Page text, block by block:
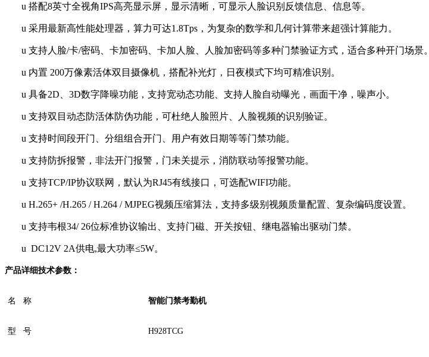
u 搭配8英寸全视角IPS高亮显示屏，显示清晰，可显示人脸识别反馈信息、信息等。
u 采用最新高性能处理器，算力可达1.8Tps，为复杂的数学和几何计算带来超强计算能力。
u 支持人脸/卡/密码、卡加密码、卡加人脸、人脸加密码等多种门禁验证方式，适合多种开门场景。
u 内置 200万像素活体双目摄像机，搭配补光灯，日夜模式下均可精准识别。
u 具备2D、3D数字降噪功能，支持宽动态功能、支持人脸自动曝光，画面干净，噪声小。
u 支持双目动态防活体防伪功能，可杜绝人脸照片、人脸视频的识别验证。
u 支持时间段开门、分组组合开门、用户有效日期等等门禁功能。
u 支持防拆报警，非法开门报警，门未关提示，消防联动等报警功能。
u 支持TCP/IP协议联网，默认为RJ45有线接口，可选配WIFI功能。
u H.265+ /H.265 / H.264 / MJPEG视频压缩算法，支持多级别视频质量配置、复杂编码度设置。
u 支持韦根34/ 26位标准协议输出、支持门磁、开关按钮、继电器输出驱动门禁。
u DC12V 2A供电,最大功率≤5W。
产品详细技术参数：
名 称 智能门禁考勤机
型 号 H928TCG